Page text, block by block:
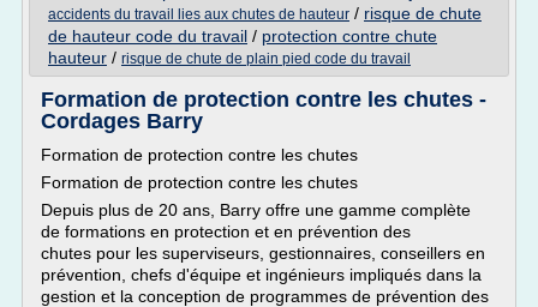
accidents du travail lies aux chutes de hauteur / risque de chute
de hauteur code du travail / protection contre chute
hauteur / risque de chute de plain pied code du travail
Formation de protection contre les chutes -
Cordages Barry
Formation de protection contre les chutes
Formation de protection contre les chutes
Depuis plus de 20 ans, Barry offre une gamme complète
de formations en protection et en prévention des
chutes pour les superviseurs, gestionnaires, conseillers en
prévention, chefs d'équipe et ingénieurs impliqués dans la
gestion et la conception de programmes de prévention des